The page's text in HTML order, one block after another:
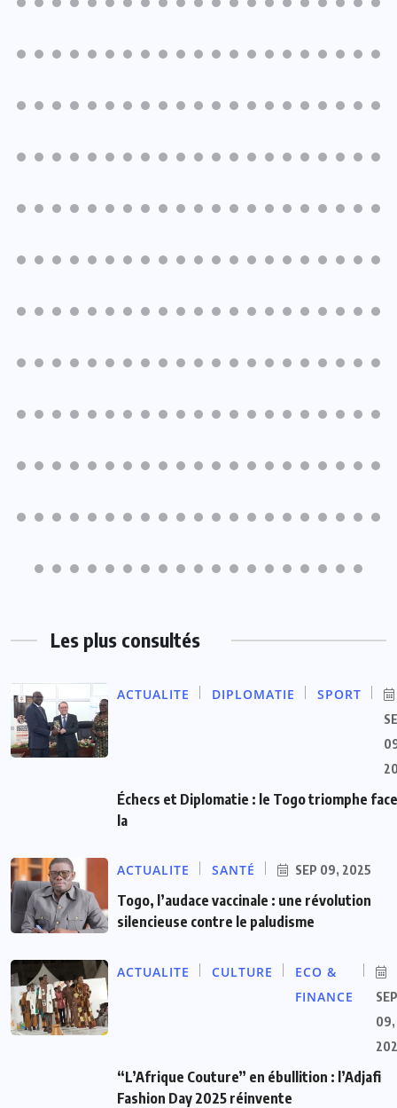
Les plus consultés
ACTUALITE DIPLOMATIE SPORT
Échecs et Diplomatie : le Togo triomphe
la
ACTUALITE SANTÉ SEP 09, 2025
Togo, l’audace vaccinale : une révolution
silencieuse contre le paludisme
ACTUALITE CULTURE
ECO &
FINANCE
SEP
09,
“L’Afrique Couture” en ébullition : l’Adjafi
Fashion Day 2025 réinvente